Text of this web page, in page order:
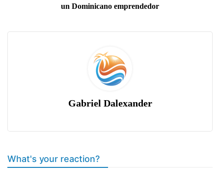
un Dominicano emprendedor
Gabriel Dalexander
What's your reaction?